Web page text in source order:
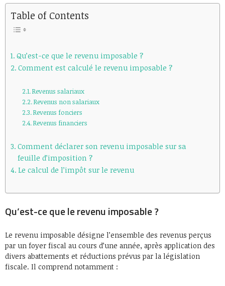
Table of Contents
Qu’est-ce que le revenu imposable ?
Comment est calculé le revenu imposable ?
Revenus salariaux
Revenus non salariaux
Revenus fonciers
Revenus financiers
Comment déclarer son revenu imposable sur sa
feuille d’imposition ?
Le calcul de l’impôt sur le revenu
Qu’est-ce que le revenu imposable ?
Le revenu imposable désigne l’ensemble des revenus perçus
par un foyer fiscal au cours d’une année, après application des
divers abattements et réductions prévus par la législation
fiscale. Il comprend notamment :